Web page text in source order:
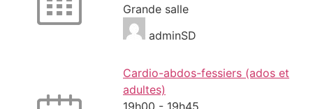
Grande salle
adminSD
Cardio-abdos-fessiers (ados et
adultes)